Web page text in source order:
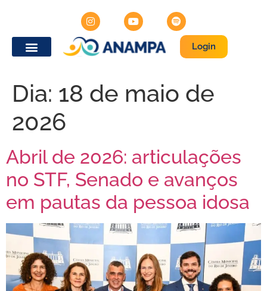
Login
Dia: 18 de maio de
2026
Abril de 2026: articulações
no STF, Senado e avanços
em pautas da pessoa idosa